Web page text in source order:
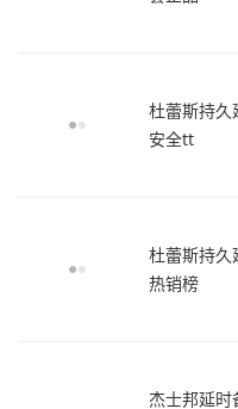
杜蕾斯持久
安全tt
杜蕾斯持久
热销榜
杰士邦延